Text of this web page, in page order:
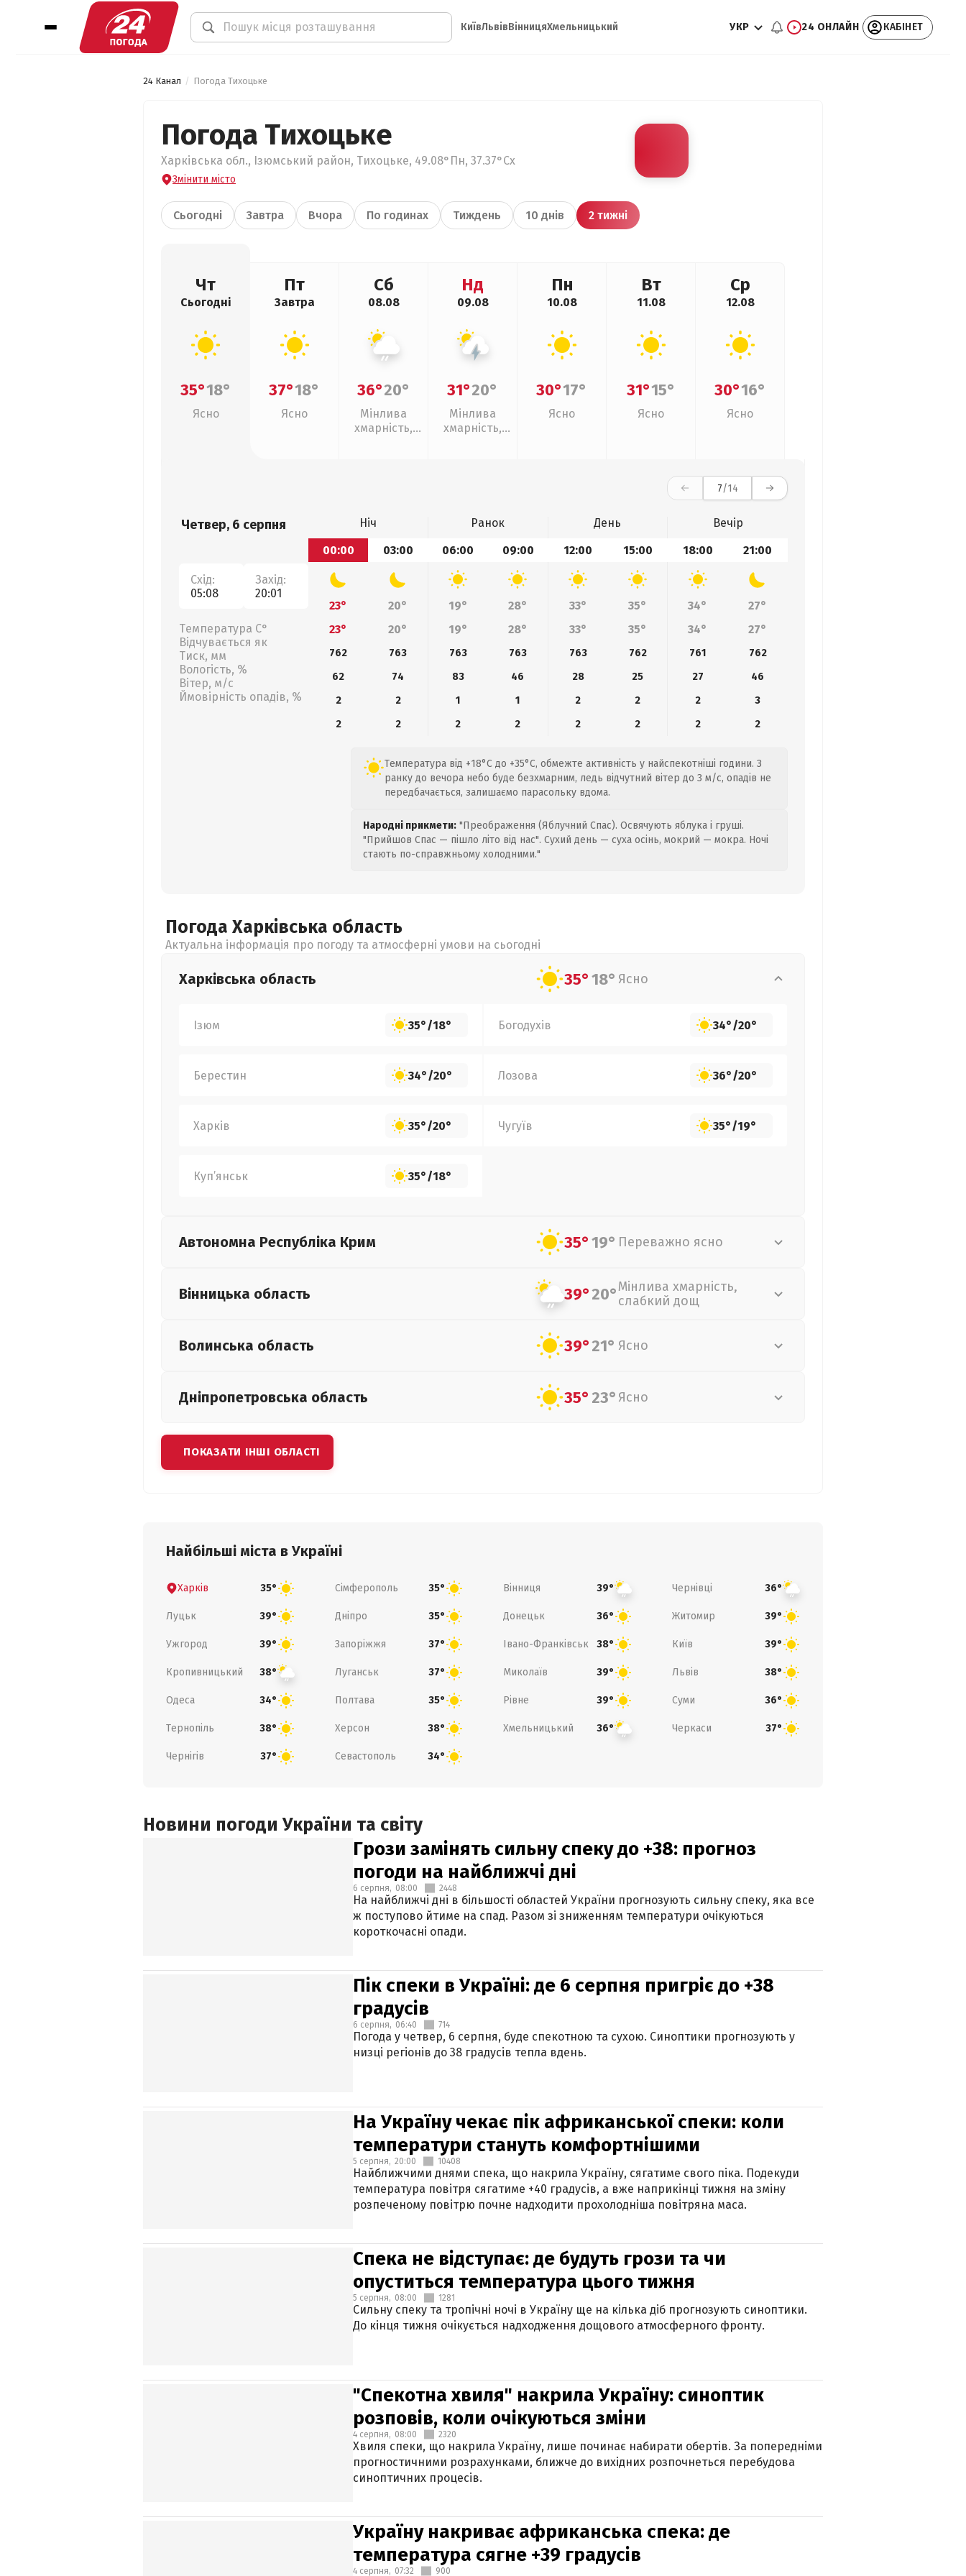
КиївЛьвівВінницяХмельницький УКР 24 ОНЛАЙН КАБІНЕТ
24 Канал Погода Тихоцьке
Погода Тихоцьке
Харківська обл., Ізюмський район, Тихоцьке, 49.08°Пн, 37.37°Сх
Змінити місто
Сьогодні Завтра Вчора По годинах Тиждень 10 днів 2 тижні
Чт
Сьогодні
35°18°
Ясно
Пт
Завтра
37°18°
Ясно
Сб
08.08
36°20°
Мінлива
хмарність,
Нд
09.08
31°20°
Мінлива
хмарність,
Пн
10.08
30°17°
Ясно
Вт
11.08
31°15°
Ясно
Ср
12.08
30°16°
Ясно
7/14
Четвер, 6 серпня
Схід:
05:08
Захід:
20:01
Температура С°
Відчувається як
Тиск, мм
Вологість, %
Вітер, м/с
Ймовірність опадів, %
Ніч Ранок День
Вечір
00:00
03:00 06:00 09:00 12:00 15:00 18:00 21:00
23° 20° 19° 28° 33° 35° 34°
27°
23°
20° 19° 28° 33° 35° 34° 27°
762 763 763 763 763 762 761
762
62
74 83 46 28 25 27
46
2
2 1 1 2 2 2
3
2
2 2 2 2 2 2 2
Температура від +18°C до +35°C, обмежте активність у найспекотніші години. З
ранку до вечора небо буде безхмарним, ледь відчутний вітер до 3 м/с, опадів не
передбачається, залишаємо парасольку вдома.
Народні прикмети: "Преображення (Яблучний Спас). Освячують яблука і груші.
"Прийшов Спас — пішло літо від нас". Сухий день — суха осінь, мокрий — мокра. Ночі
стають по-справжньому холодними."
Погода Харківська область
Актуальна інформація про погоду та атмосферні умови на сьогодні
Харківська область 35°18° Ясно
Ізюм 35°/18° Богодухів 34°/20°
Берестин 34°/20° Лозова 36°/20°
Харків 35°/20° Чугуїв 35°/19°
Куп’янськ 35°/18°
Автономна Республіка Крим 35°19° Переважно ясно
Вінницька область 39°20°Мінлива хмарність,
слабкий дощ
Волинська область 39°21° Ясно
Дніпропетровська область 35°23° Ясно
ПОКАЗАТИ ІНШІ ОБЛАСТІ
Найбільші міста в Україні
Харків 35° Сімферополь 35° Вінниця 39° Чернівці 36°
Луцьк 39° Дніпро 35° Донецьк 36° Житомир 39°
Ужгород 39° Запоріжжя 37° Івано-Франківськ 38° Київ 39°
Кропивницький 38° Луганськ 37° Миколаїв 39° Львів 38°
Одеса 34° Полтава 35° Рівне 39° Суми 36°
Тернопіль 38° Херсон 38° Хмельницький 36° Черкаси 37°
Чернігів 37° Севастополь 34°
Новини погоди України та світу
Грози замінять сильну спеку до +38: прогноз
погоди на найближчі дні
6 серпня, 08:00 2448
На найближчі дні в більшості областей України прогнозують сильну спеку, яка все
ж поступово йтиме на спад. Разом зі зниженням температури очікуються
короткочасні опади.
Пік спеки в Україні: де 6 серпня пригріє до +38
градусів
6 серпня, 06:40 714
Погода у четвер, 6 серпня, буде спекотною та сухою. Синоптики прогнозують у
низці регіонів до 38 градусів тепла вдень.
На Україну чекає пік африканської спеки: коли
температури стануть комфортнішими
5 серпня, 20:00 10408
Найближчими днями спека, що накрила Україну, сягатиме свого піка. Подекуди
температура повітря сягатиме +40 градусів, а вже наприкінці тижня на зміну
розпеченому повітрю почне надходити прохолодніша повітряна маса.
Спека не відступає: де будуть грози та чи
опуститься температура цього тижня
5 серпня, 08:00 1281
Сильну спеку та тропічні ночі в Україну ще на кілька діб прогнозують синоптики.
До кінця тижня очікується надходження дощового атмосферного фронту.
"Спекотна хвиля" накрила Україну: синоптик
розповів, коли очікуються зміни
4 серпня, 08:00 2320
Хвиля спеки, що накрила Україну, лише починає набирати обертів. За попередніми
прогностичними розрахунками, ближче до вихідних розпочнеться перебудова
синоптичних процесів.
Україну накриває африканська спека: де
температура сягне +39 градусів
4 серпня, 07:32 900